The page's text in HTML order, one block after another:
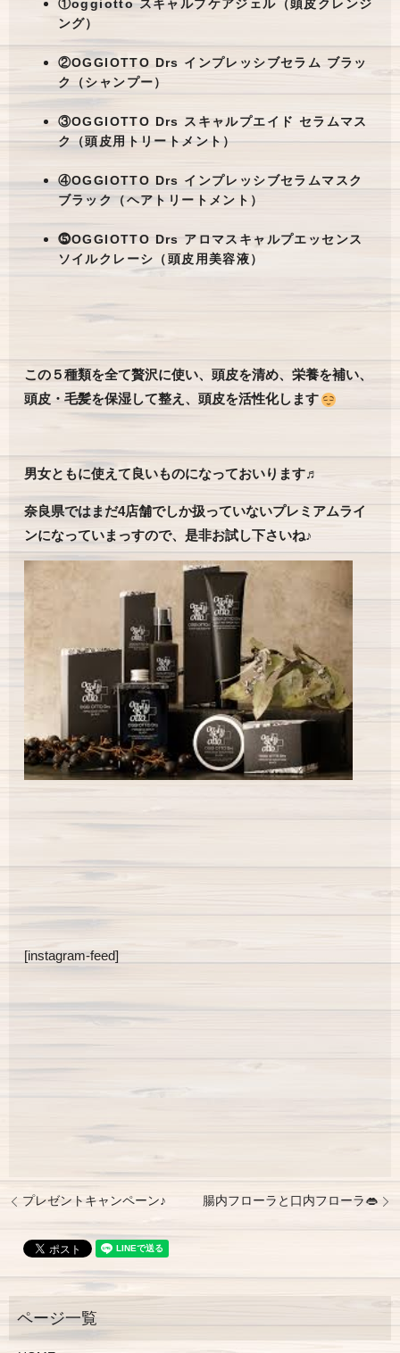
①oggiotto スキャルプケアジェル（頭皮クレンジ
ング）
②OGGIOTTO Drs インプレッシブセラム ブラッ
ク（シャンプー）
③OGGIOTTO Drs スキャルプエイド セラムマス
ク（頭皮用トリートメント）
④OGGIOTTO Drs インプレッシブセラムマスク
ブラック（ヘアトリートメント）
⓹OGGIOTTO Drs アロマスキャルプエッセンス
ソイルクレーシ（頭皮用美容液）
この５種類を全て贅沢に使い、頭皮を清め、栄養を補い、
頭皮・毛髪を保湿して整え、頭皮を活性化します
男女ともに使えて良いものになっておいります♬
奈良県ではまだ4店舗でしか扱っていないプレミアムライ
ンになっていまっすので、是非お試し下さいね♪
[instagram-feed]
プレゼントキャンペーン♪ 腸内フローラと口内フローラ👄